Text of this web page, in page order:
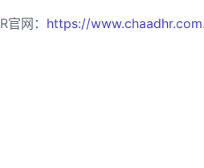
网： https://